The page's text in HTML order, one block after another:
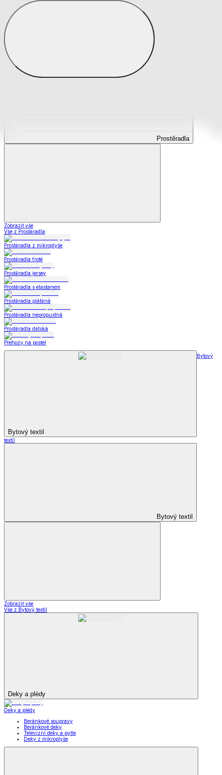
Prostěradla
Prostěradla
Zobrazit vše
Vše z Prostěradla
Prostěradla z mikroplyše
Prostěradla froté
Prostěradla jersey
Prostěradla s elastanem
Prostěradla plátěná
Prostěradla nepropustná
Prostěradla dětská
Přehozy na postel
Bytový textil
Bytový
textil
Bytový textil
Zobrazit vše
Vše z Bytový textil
Deky a plédy
Deky a plédy
Beránkové soupravy
Beránkové deky
Televizní deky a pytle
Deky z mikroplyše